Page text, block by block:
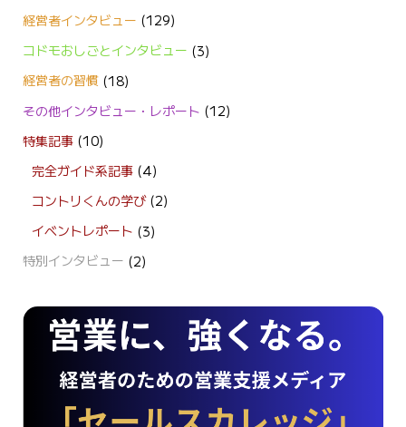
経営者インタビュー (129)
コドモおしごとインタビュー (3)
経営者の習慣(18)
その他インタビュー・レポート (12)
特集記事(10)
完全ガイド系記事 (4)
コントリくんの学び(2)
イベントレポート (3)
特別インタビュー (2)